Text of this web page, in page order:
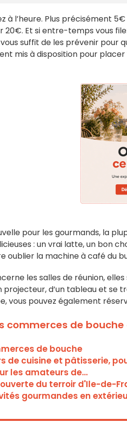
à l’heure. Plus précisément
Et si entre-temps vous
suffit de les prévenir pour
mis à disposition pour
pour les gourmands, la
: un vrai latte, un bon
oublier la machine à café du
les salles de réunion,
projecteur, d’un tableau et
vous pouvez également
commerces de bouche
de bouche
de cuisine et pâtisserie,
les amateurs de...
du terroir d'Ile-de-
gourmandes en